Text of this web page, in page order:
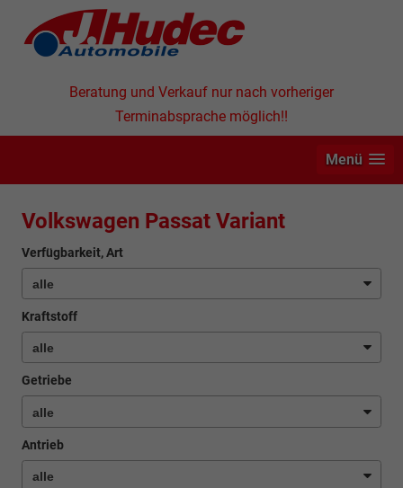
Beratung und Verkauf nur nach vorheriger
Terminabsprache möglich!!
Menü
Volkswagen Passat Variant
Verfügbarkeit, Art
Kraftstoff
Getriebe
Antrieb